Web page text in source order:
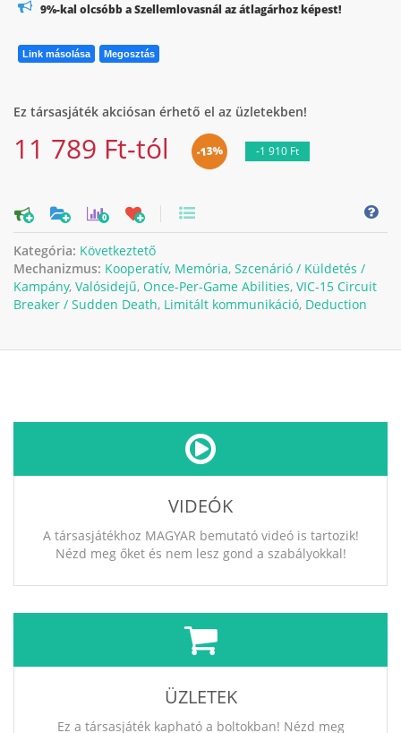
9%-kal olcsóbb a Szellemlovasnál az átlagárhoz képest!
Link másolása Megosztás
Ez társasjáték akciósan érhető el az üzletekben!
11 789 Ft-tól -13% -1 910 Ft
0
Kategória: Következtető
Mechanizmus: Kooperatív, Memória, Szcenárió / Küldetés /
Kampány, Valósidejű, Once-Per-Game Abilities, VIC-15 Circuit
Breaker / Sudden Death, Limitált kommunikáció, Deduction
VIDEÓK
A társasjátékhoz MAGYAR bemutató videó is tartozik!
Nézd meg őket és nem lesz gond a szabályokkal!
ÜZLETEK
Ez a társasjáték kapható a boltokban! Nézd meg